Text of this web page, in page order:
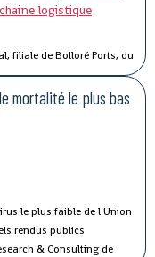
filiale de Bolloré Ports, du
des performances et la
développement du port
optimale des espaces
des services de
portiques de parc
du Port
Tahirou Barry,
mortalité le plus bas
le plus faible de l'Union
rendus publics
& Consulting de